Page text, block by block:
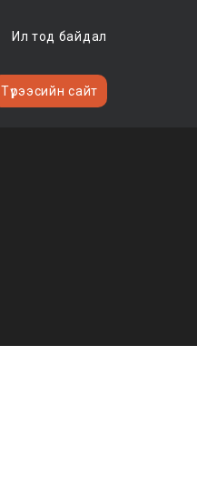
Ил тод байдал
Түрээсийн сайт